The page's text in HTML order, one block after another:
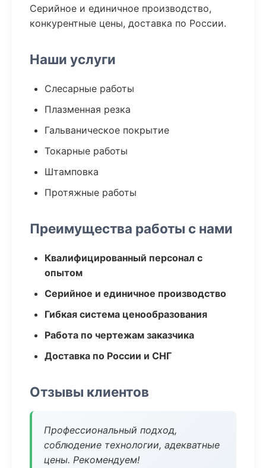
Серийное и единичное производство,
конкурентные цены, доставка по России.
Наши услуги
Слесарные работы
Плазменная резка
Гальваническое покрытие
Токарные работы
Штамповка
Протяжные работы
Преимущества работы с нами
Квалифицированный персонал с
опытом
Серийное и единичное производство
Гибкая система ценообразования
Работа по чертежам заказчика
Доставка по России и СНГ
Отзывы клиентов
Профессиональный подход,
соблюдение технологии, адекватные
цены. Рекомендуем!